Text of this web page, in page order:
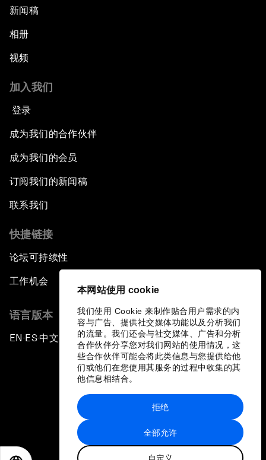
本网站使用 cookie
我们使用 Cookie 来制作贴合用户需求的内
容与广告、提供社交媒体功能以及分析我们
的流量。我们还会与社交媒体、广告和分析
合作伙伴分享您对我们网站的使用情况，这
些合作伙伴可能会将此类信息与您提供给他
们或他们在您使用其服务的过程中收集的其
他信息相结合。
全部允许
自定义
拒绝
新闻稿
相册
视频
加入我们
登录
成为我们的合作伙伴
成为我们的会员
订阅我们的新闻稿
联系我们
快捷链接
论坛可持续性
工作机会
语言版本
EN ▪ES▪中文▪ 日本語
站点地图